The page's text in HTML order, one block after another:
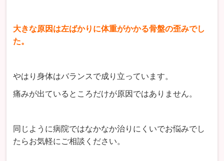
大きな原因は左ばかりに体重がかかる骨盤の歪みでし
た。
やはり身体はバランスで成り立っています。
痛みが出ているところだけが原因ではありません。
同じように病院ではなかなか治りにくいでお悩みでし
たらお気軽にご相談ください。